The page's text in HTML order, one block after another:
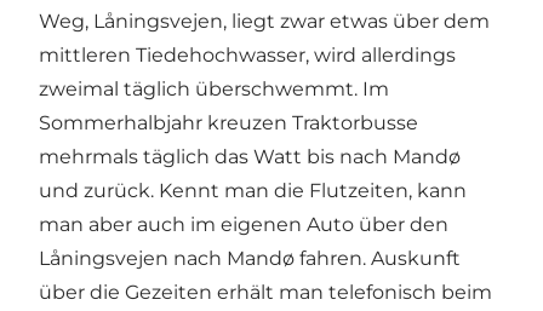
Weg, Låningsvejen, liegt zwar etwas über dem
mittleren Tiedehochwasser, wird allerdings
zweimal täglich überschwemmt. Im
Sommerhalbjahr kreuzen Traktorbusse
mehrmals täglich das Watt bis nach Mandø
und zurück. Kennt man die Flutzeiten, kann
man aber auch im eigenen Auto über den
Låningsvejen nach Mandø fahren. Auskunft
über die Gezeiten erhält man telefonisch beim